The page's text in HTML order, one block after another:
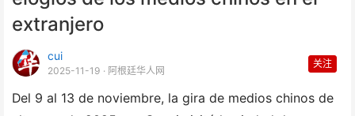
extranjero
cui
2025-11-19 · 阿根廷华人网
关注
Del 9 al 13 de noviembre, la gira de medios chinos de
La revitalización del turi